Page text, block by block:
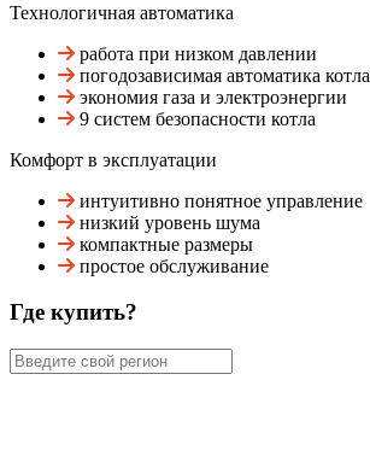
Технологичная автоматика
работа при низком давлении
погодозависимая автоматика котла
экономия газа и электроэнергии
9 систем безопасности котла
Комфорт в эксплуатации
интуитивно понятное управление
низкий уровень шума
компактные размеры
простое обслуживание
Где купить?